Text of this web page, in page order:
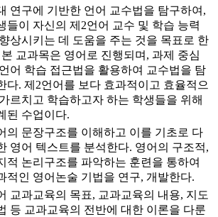
연구에 기반한 언어 교수법을 탐구하여,
들이 자신의 제2언어 교수 및 학습 능력
상시키는 데 도움을 주는 것을 목표로 한
본 교과목은 영어로 진행되며, 과제 중심
어 학습 접근법을 활용하여 교수법을 탐
다. 제2언어를 보다 효과적이고 효율적으
르치고 학습하고자 하는 학생들을 위해
된 수업이다.
의 문장구조를 이해하고 이를 기초로 다
영어 텍스트를 분석한다. 영어의 구조적,
적 논리구조를 파악하는 훈련을 통하여
적인 영어논술 기법을 연구, 개발한다.
교과교육의 목표, 교과교육의 내용, 지도
등 교과교육의 전반에 대한 이론을 다룬